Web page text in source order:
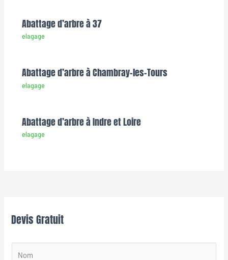
Abattage d’arbre à 37
elagage
Abattage d’arbre à Chambray-les-Tours
elagage
Abattage d’arbre à Indre et Loire
elagage
Devis Gratuit